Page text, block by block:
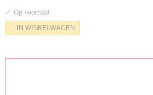
✓ Op voorraad
IN WINKELWAGEN